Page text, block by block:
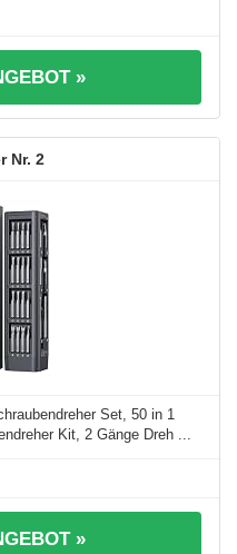
»
2
Set, 50 in 1
Kit, 2 Gänge Dreh ...
»